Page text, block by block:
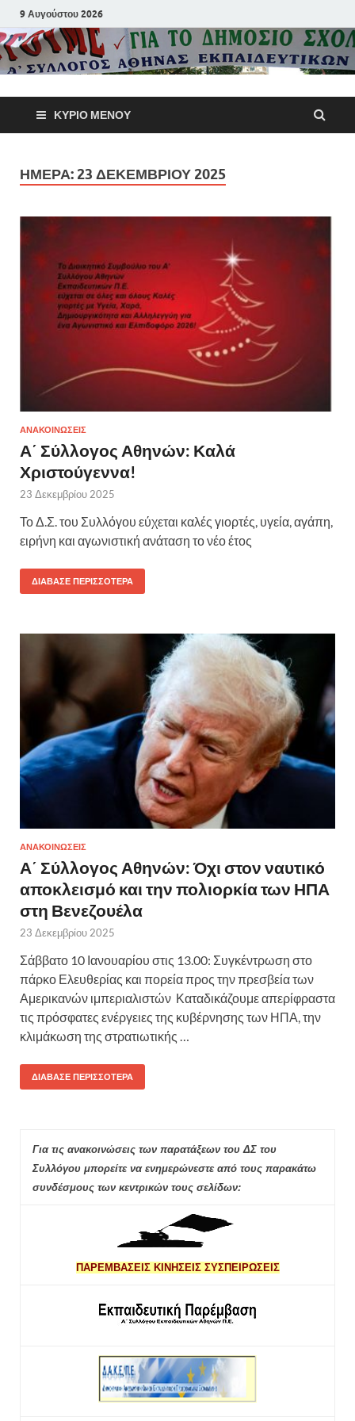
9 Αυγούστου 2026
Α΄
Αθηνών
Π.Ε.
ΚΎΡΙΟ ΜΕΝΟΎ
ΗΜΈΡΑ:23 ΔΕΚΕΜΒΡΊΟΥ 2025
ΑΝΑΚΟΙΝΩΣΕΙΣ
Α΄ Σύλλογος Αθηνών: Καλά
Χριστούγεννα!
23 Δεκεμβρίου 2025
Το Δ.Σ. του Συλλόγου εύχεται καλές γιορτές, υγεία, αγάπη,
ειρήνη και αγωνιστική ανάταση το νέο έτος
ΔΙΆΒΑΣΕ ΠΕΡΙΣΣΌΤΕΡΑ
ΑΝΑΚΟΙΝΩΣΕΙΣ
Α΄ Σύλλογος Αθηνών: Όχι στον ναυτικό
αποκλεισμό και την πολιορκία των ΗΠΑ
στη Βενεζουέλα
23 Δεκεμβρίου 2025
Σάββατο 10 Ιανουαρίου στις 13.00: Συγκέντρωση στο
πάρκο Ελευθερίας και πορεία προς την πρεσβεία των
Αμερικανών ιμπεριαλιστών Καταδικάζουμε απερίφραστα
τις πρόσφατες ενέργειες της κυβέρνησης των ΗΠΑ, την
κλιμάκωση της στρατιωτικής …
ΔΙΆΒΑΣΕ ΠΕΡΙΣΣΌΤΕΡΑ
Για τις ανακοινώσεις των παρατάξεων του ΔΣ του
Συλλόγου μπορείτε να ενημερώνεστε από τους παρακάτω
συνδέσμους των κεντρικών τους σελίδων:
ΠΑΡΕΜΒΑΣΕΙΣ ΚΙΝΗΣΕΙΣ ΣΥΣΠΕΙΡΩΣΕΙΣ